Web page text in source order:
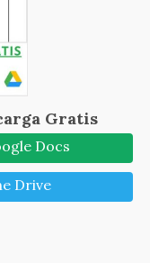
Gratis
Docs
Drive